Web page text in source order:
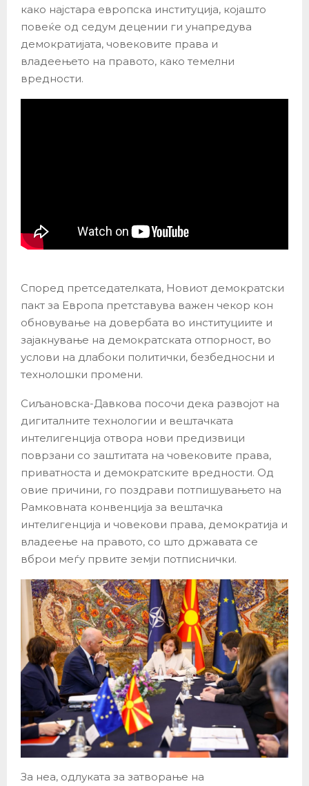
како најстара европска институција, којашто
повеќе од седум децении ги унапредува
демократијата, човековите права и
владеењето на правото, како темелни
вредности.
Според претседателката, Новиот демократски
пакт за Европа претставува важен чекор кон
обновување на довербата во институциите и
зајакнување на демократската отпорност, во
услови на длабоки политички, безбедносни и
технолошки промени.
Сиљановска-Давкова посочи дека развојот на
дигиталните технологии и вештачката
интелигенција отвора нови предизвици
поврзани со заштитата на човековите права,
приватноста и демократските вредности. Од
овие причини, го поздрави потпишувањето на
Рамковната конвенција за вештачка
интелигенција и човекови права, демократија и
владеење на правото, со што државата се
вброи меѓу првите земји потписнички.
За неа, одлуката за затворање на